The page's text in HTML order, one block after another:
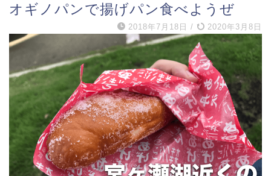
オギノパンで揚げパン食べようぜ
2018年7月18日 / 2020年3月8日